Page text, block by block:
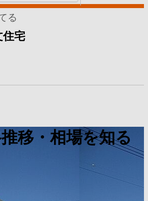
る
住宅
移・相場を知る